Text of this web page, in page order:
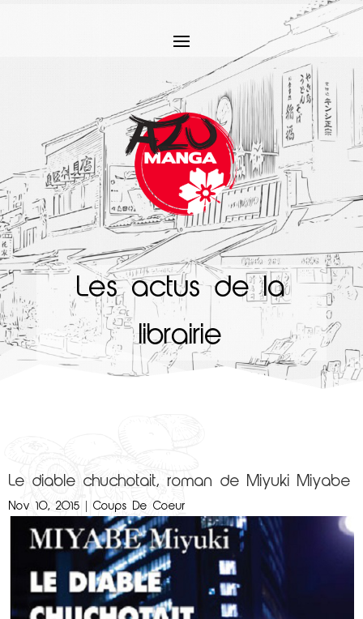
Les actus de la
librairie
Le diable chuchotait, roman de Miyuki Miyabe
Nov 10, 2015 |Coups De Coeur